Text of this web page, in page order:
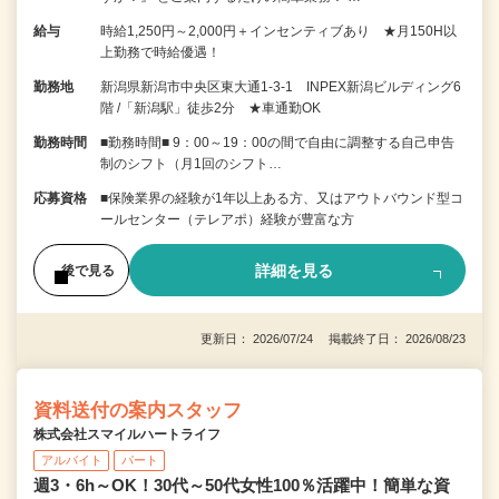
給与
時給1,250円～2,000円＋インセンティブあり ★月150H以
上勤務で時給優遇！
勤務地
新潟県新潟市中央区東大通1-3-1 INPEX新潟ビルディング6
階 /「新潟駅」徒歩2分 ★車通勤OK
勤務時間
■勤務時間■ 9：00～19：00の間で自由に調整する自己申告
制のシフト（月1回のシフト…
応募資格
■保険業界の経験が1年以上ある方、又はアウトバウンド型コ
ールセンター（テレアポ）経験が豊富な方
後で見る 詳細を見る
更新日： 2026/07/24 掲載終了日： 2026/08/23
資料送付の案内スタッフ
株式会社スマイルハートライフ
アルバイト パート
週3・6h～OK！30代～50代女性100％活躍中！簡単な資